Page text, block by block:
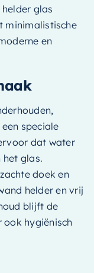
glas
minimalistische
en
speciale
dat water
het glas.
doek en
helder en vrij
blijft de
hygiënisch